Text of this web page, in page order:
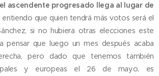
ascendente progresado llega al lugar de
que quien tendrá más votos será el
si no hubiera otras elecciones este
pensar que luego un mes después acaba
pero dado que tenemos también
y europeas el 26 de mayo, es